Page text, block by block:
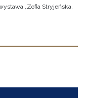
„Zofia Stryjeńska.